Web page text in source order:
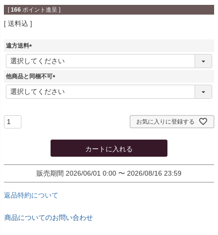
[ 166 ポイント進呈 ]
送料込
遠方送料
(
必
須
他商品と同梱不可
(
必
お気に入りに登録する
カートに入れる
販売期間 2026/06/01 0:00 〜 2026/08/16 23:59
返品特約について
商品についてのお問い合わせ